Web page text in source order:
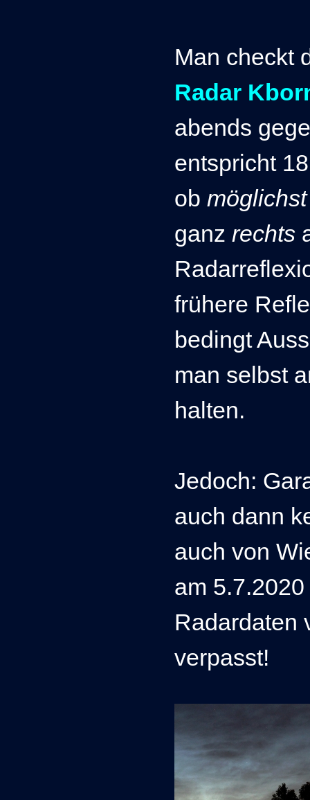
Man checkt
Radar
abends
entspricht
ob
ganzrechts
frühere
bedingt
man selbst
halten.
Jedoch:
auch dann
auch von
am
Radardaten
verpasst!